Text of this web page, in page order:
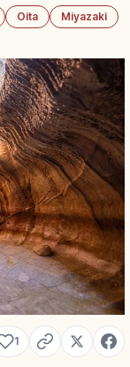
Oita
Miyazaki
1